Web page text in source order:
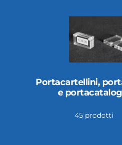
Targhe
4 prodotti